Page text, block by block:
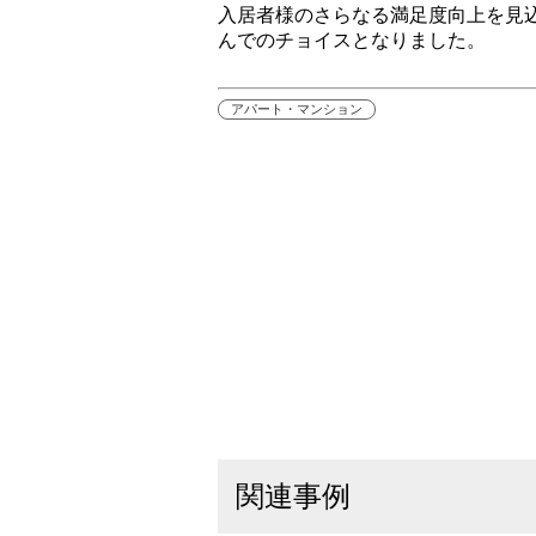
入居者様のさらなる満足度向上を見
んでのチョイスとなりました。
アパート・マンション
関連事例